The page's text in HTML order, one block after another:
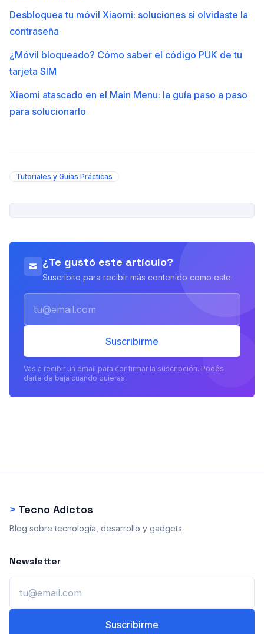
Desbloquea tu móvil Xiaomi: soluciones si olvidaste la
contraseña
¿Móvil bloqueado? Cómo saber el código PUK de tu
tarjeta SIM
Xiaomi atascado en el Main Menu: la guía paso a paso
para solucionarlo
Tutoriales y Guías Prácticas
¿Te gustó este artículo?
Suscribite para recibir más contenido como este.
Suscribirme
Vas a recibir un email para confirmar la suscripción. Podés
darte de baja cuando quieras.
> Tecno Adictos
Blog sobre tecnología, desarrollo y gadgets.
Newsletter
Suscribirme